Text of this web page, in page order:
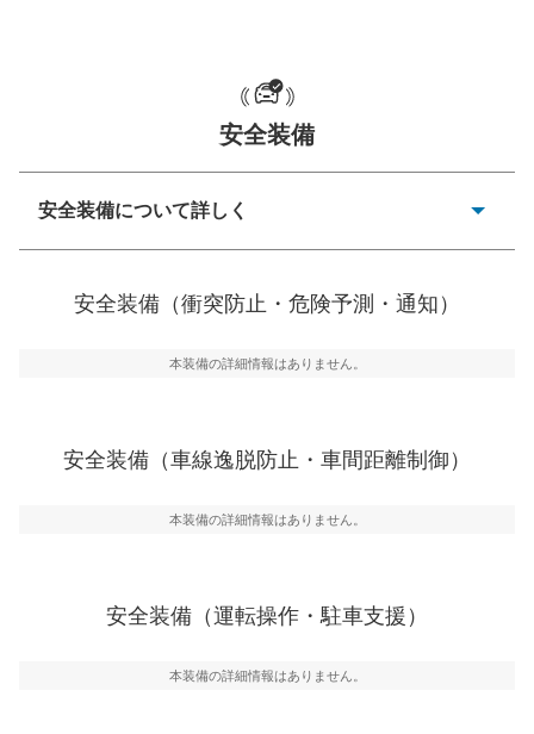
スター、ハイエースワゴン、デリ
安全装備
安全装備について詳しく
ーキアシスト、ABSなどが装備されています。
車線逸脱防止
車線のはみだしやふらつきを防止するためにレーンキー
運転・駐車支援
グ・アシストやサイドブラインドモニターなどが装備さ
安全装備（衝突防止・危険予測・通知）
本装備の詳細情報はありません。
安全装備（車線逸脱防止・車間距離制御）
本装備の詳細情報はありません。
安全装備（運転操作・駐車支援）
本装備の詳細情報はありません。